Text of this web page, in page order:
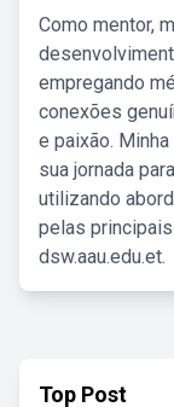
Como mentor,
empregando
conexões
e paixão.
sua jornada
utilizando
pelas
dsw.aau.edu.et.
Top Post